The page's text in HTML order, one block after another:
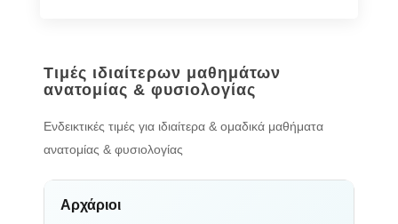
Τιμές ιδιαίτερων μαθημάτων
ανατομίας & φυσιολογίας
Ενδεικτικές τιμές για ιδιαίτερα & ομαδικά μαθήματα
ανατομίας & φυσιολογίας
Αρχάριοι